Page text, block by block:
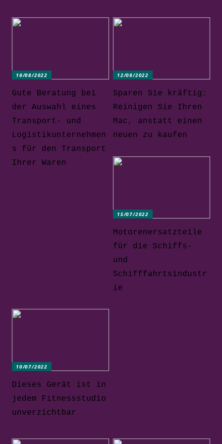
16/08/2022
Gute Beratung bei
der Auswahl eines
Transport- und
Logistikunternehmen
s für den Transport
Ihrer Waren
12/08/2022
Sparen Sie kräftig:
Reinigen Sie Ihren
Mac, anstatt einen
neuen zu kaufen
15/07/2022
Motorenersatzteile
für die Schiffs-
und
Schifffahrtsindustr
ie
10/07/2022
Dieses Gerät ist in
jedem Fitnessstudio
unverzichtbar